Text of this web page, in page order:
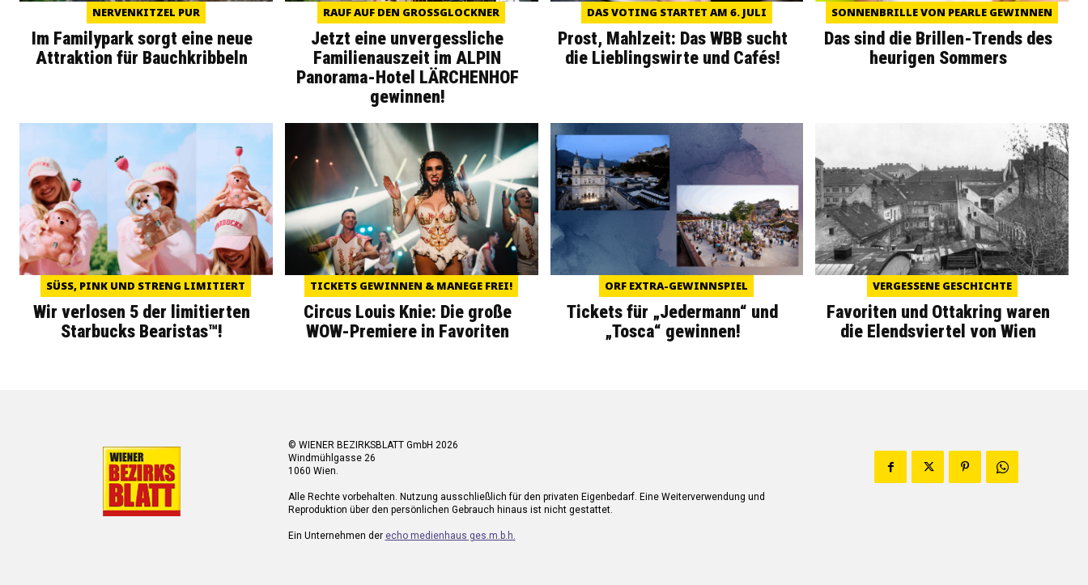
NERVENKITZEL PUR
Im Familypark sorgt eine neue
Attraktion für Bauchkribbeln
RAUF AUF DEN GROSSGLOCKNER
Jetzt eine unvergessliche
Familienauszeit im ALPIN
Panorama-Hotel LÄRCHENHOF
gewinnen!
DAS VOTING STARTET AM 6. JULI
Prost, Mahlzeit: Das WBB sucht
die Lieblingswirte und Cafés!
SONNENBRILLE VON PEARLE GEWINNEN
Das sind die Brillen-Trends des
heurigen Sommers
SÜSS, PINK UND STRENG LIMITIERT
Wir verlosen 5 der limitierten
Starbucks Bearistas™!
TICKETS GEWINNEN & MANEGE FREI!
Circus Louis Knie: Die große
WOW-Premiere in Favoriten
ORF EXTRA-GEWINNSPIEL
Tickets für „Jedermann“ und
„Tosca“ gewinnen!
VERGESSENE GESCHICHTE
Favoriten und Ottakring waren
die Elendsviertel von Wien
© WIENER BEZIRKSBLATT GmbH 2026
Windmühlgasse 26
1060 Wien.
Alle Rechte vorbehalten. Nutzung ausschließlich für den privaten Eigenbedarf. Eine Weiterverwendung und
Reproduktion über den persönlichen Gebrauch hinaus ist nicht gestattet.
Ein Unternehmen der echo medienhaus ges.m.b.h.